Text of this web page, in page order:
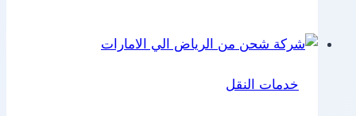
الدمام
الاماراتخدمات النقل